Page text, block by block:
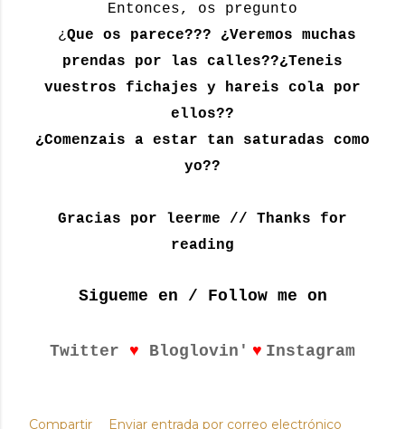
Entonces, os pregunto
¿Que os parece??? ¿Veremos muchas
prendas por las calles??¿Teneis
vuestros fichajes y hareis cola por
ellos??
¿Comenzais a estar tan saturadas como
yo??
Gracias por leerme // Thanks for
reading
Sigueme en / Follow me on
Twitter ♥ Bloglovin' ♥ Instagram
Compartir Enviar entrada por correo electrónico